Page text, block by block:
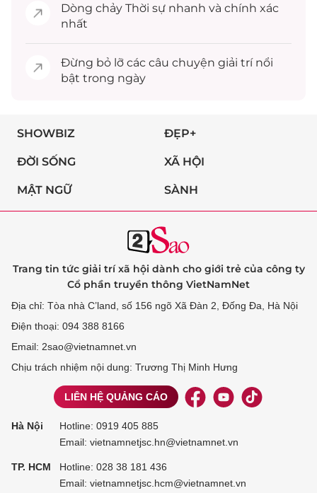
Dòng chảy Thời sự nhanh và chính xác
nhất
Đừng bỏ lỡ các câu chuyện giải trínổi
bật trong ngày
SHOWBIZ ĐẸP+
ĐỜI SỐNG XÃ HỘI
MẬT NGỮ SÀNH
Trang tin tức giải trí xã hội dành cho giới trẻ của công ty
Cổ phần truyền thông VietNamNet
Địa chỉ: Tòa nhà C’land, số 156 ngõ Xã Đàn 2, Đống Đa, Hà Nội
Điện thoại: 094 388 8166
Email: 2sao@vietnamnet.vn
Chịu trách nhiệm nội dung: Trương Thị Minh Hưng
LIÊN HỆ QUẢNG CÁO
Hà Nội Hotline: 0919 405 885
Email: vietnamnetjsc.hn@vietnamnet.vn
TP. HCM Hotline: 028 38 181 436
Email: vietnamnetjsc.hcm@vietnamnet.vn